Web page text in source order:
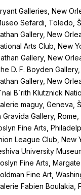
Galleries, New
Sefardi, Toledo,
Gallery, New
Arts Club, New
Gallery, New
D. F. Boyden
Gallery, New
B´rith Klutznick
maguy, Geneva,
Gravida Gallery, Rome,
Fine Arts,
League Club, New
University
Fine Arts,
Fine Art,
Fabien Boulakia,